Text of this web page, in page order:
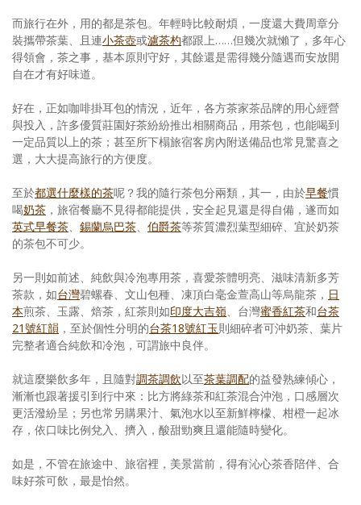
而旅行在外，用的都是茶包。年輕時比較耐煩，一度還大費周章分
裝攜帶茶葉、且連小茶壺或濾茶杓都跟上……但幾次就懶了，多年心
得領會，茶之事，基本原則守好，其餘還是需得幾分隨遇而安放開
自在才有好味道。
好在，正如咖啡掛耳包的情況，近年，各方茶家茶品牌的用心經營
與投入，許多優質莊園好茶紛紛推出相關商品，用茶包，也能喝到
一定品質以上的茶；甚至所下榻旅宿客房內附送備品也常見驚喜之
選，大大提高旅行的方便度。
至於都選什麼樣的茶呢？我的隨行茶包分兩類，其一，由於早餐慣
喝奶茶 ，旅宿餐廳不見得都能提供，安全起見還是得自備，遂而如
英式早餐茶
錫蘭烏巴茶 伯爵茶等茶質濃烈葉型細碎、宜於奶茶
的茶包不可少。
另一則如前述、純飲與冷泡專用茶，喜愛茶體明亮、滋味清新多芳
茶款，如台灣碧螺春、文山包種、凍頂白毫金萱高山等烏龍茶， 日
本煎茶、玉露、焙茶，紅茶則如印度大吉嶺 、台灣蜜香紅茶和台茶
21號紅韻 ，至於個性分明的台茶18號紅玉則細碎者可沖奶茶、葉片
完整者適合純飲和冷泡，可謂旅中良伴。
就這麼樂飲多年，且隨對調茶調飲以至茶葉調配的益發熟練傾心，
漸漸也跟著援引到行中來：比方將綠茶和紅茶混合沖泡，口感層次
更活潑紛呈；另也常另購果汁、氣泡水以至新鮮檸檬、柑橙一起冰
存，依口味比例兌入、擠入，酸甜勁爽且還能隨時變化。
如是，不管在旅途中、旅宿裡，美景當前，得有沁心茶香陪伴、合
味好茶可飲，最是怡然。